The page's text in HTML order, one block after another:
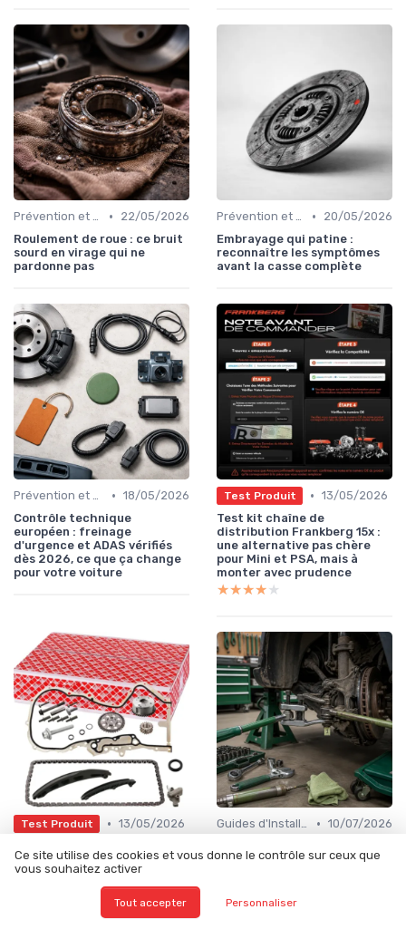
Prévention et Diagnostic des Pannes •
22/05/2026
Roulement de roue : ce bruit
sourd en virage qui ne
pardonne pas
Prévention et Diagnostic des Pannes •
20/05/2026
Embrayage qui patine :
reconnaître les symptômes
avant la casse complète
Prévention et Diagnostic des Pannes • 18/05/2026
Contrôle technique
européen : freinage
d'urgence et ADAS vérifiés
dès 2026, ce que ça change
pour votre voiture
Test Produit • 13/05/2026
Test kit chaîne de
distribution Frankberg 15x :
une alternative pas chère
pour Mini et PSA, mais à
monter avec prudence
★★★★★
★★★★★
Test Produit • 13/05/2026
kit de chaîne qui fait le job
pour les TSI mais demande
un bon mécano
Guides d'Installation et de Réparation • 10/07/2026
jeu, repérage du clac, et
Ce site utilise des cookies et vous donne le contrôle sur ceux que
vous souhaitez activer
Tout accepter Personnaliser